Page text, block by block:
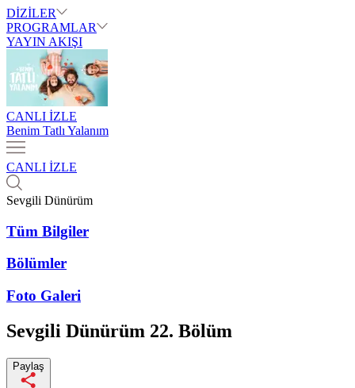
DİZİLER
PROGRAMLAR
YAYIN AKIŞI
CANLI İZLE
Benim Tatlı Yalanım
CANLI İZLE
Sevgili Dünürüm
Tüm Bilgiler
Bölümler
Foto Galeri
Sevgili Dünürüm 22. Bölüm
Paylaş